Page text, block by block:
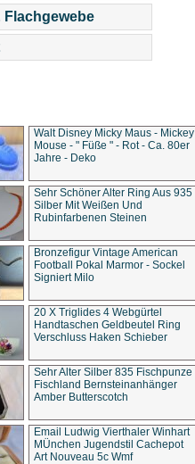
Flachgewebe
Walt Disney Micky Maus - Mickey
Mouse - " Füße " - Rot - Ca. 80er
Jahre - Deko
Sehr Schöner Alter Ring Aus 935
Silber Mit Weißen Und
Rubinfarbenen Steinen
Bronzefigur Vintage American
Football Pokal Marmor - Sockel
Signiert Milo
20 X Triglides 4 Webgürtel
Handtaschen Geldbeutel Ring
Verschluss Haken Schieber
Sehr Alter Silber 835 Fischpunze
Fischland Bernsteinanhänger
Amber Butterscotch
Email Ludwig Vierthaler Winhart
MÜnchen Jugendstil Cachepot
Art Nouveau 5c Wmf